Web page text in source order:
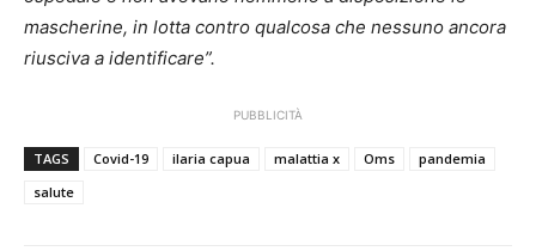
mascherine, in lotta contro qualcosa che nessuno ancora
riusciva a identificare”.
PUBBLICITÀ
TAGS Covid-19 ilaria capua malattia x Oms
pandemia
salute